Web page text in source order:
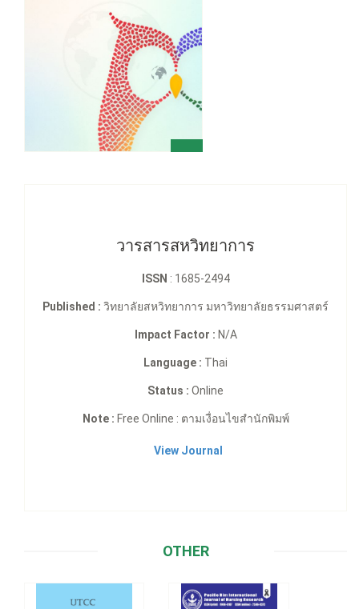
วารสารสหวิทยาการ
ISSN : 1685-2494
Published : วิทยาลัยสหวิทยาการ มหาวิทยาลัยธรรมศาสตร์
Impact Factor : N/A
Language : Thai
Status : Online
Note : Free Online : ตามเงื่อนไขสำนักพิมพ์
View Journal
OTHER